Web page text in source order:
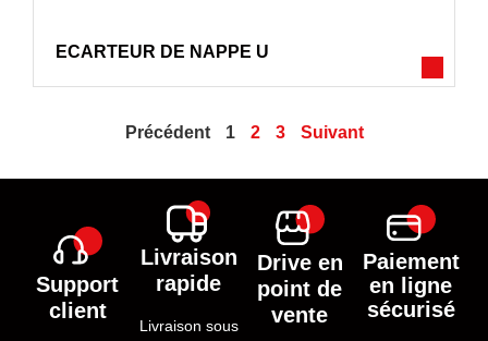
ECARTEUR DE NAPPE U
Précédent 1 2 3 Suivant
Support
client
Livraison
rapide
Livraison sous
Drive en
point de
vente
Paiement
en ligne
sécurisé